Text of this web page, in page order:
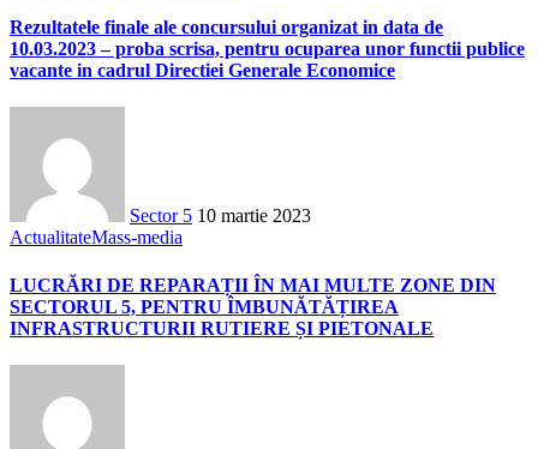
Rezultatele finale ale concursului organizat in data de
10.03.2023 – proba scrisa, pentru ocuparea unor functii publice
vacante in cadrul Directiei Generale Economice
Sector 5 10 martie 2023
ActualitateMass-media
LUCRĂRI DE REPARAȚII ÎN MAI MULTE ZONE DIN
SECTORUL 5, PENTRU ÎMBUNĂTĂȚIREA
INFRASTRUCTURII RUTIERE ȘI PIETONALE